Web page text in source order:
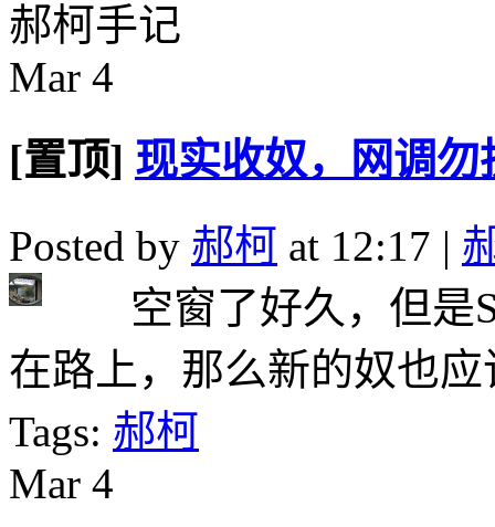
郝柯手记
Mar 4
[置顶] 现实收奴，网调
Posted by 郝柯 at 12:17 |
空窗了好久，但是
在路上，那么新的奴
Tags: 郝柯
Mar 4